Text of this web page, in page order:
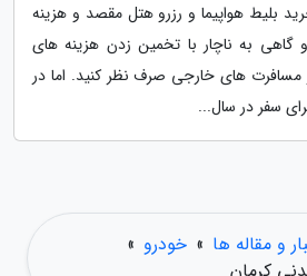
بلیط هواپیما و رزرو هتل مقصد و هزینه
به ناچار با تخمین زدن هزینه های
های خارجی صرف نظر کنید. اما در
سفر در سال...
و مقاله ها » خودرو »